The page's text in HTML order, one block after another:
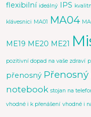
flexibilní ideálný IPS
klávesnici MA01 MA04
ME19 ME20 ME21
pozitivní dopad na vaše zdraví
přenosný
notebook stojan na
vhodné i k přenášení vhodné i